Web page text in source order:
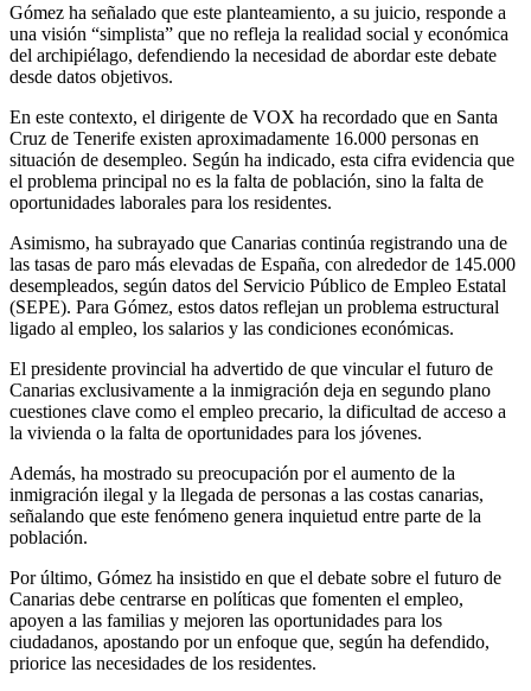
Gómez ha señalado que este planteamiento, a su juicio, responde a
una visión “simplista” que no refleja la realidad social y económica
del archipiélago, defendiendo la necesidad de abordar este debate
desde datos objetivos.
En este contexto, el dirigente de VOX ha recordado que en Santa
Cruz de Tenerife existen aproximadamente 16.000 personas en
situación de desempleo. Según ha indicado, esta cifra evidencia que
el problema principal no es la falta de población, sino la falta de
oportunidades laborales para los residentes.
Asimismo, ha subrayado que Canarias continúa registrando una de
las tasas de paro más elevadas de España, con alrededor de 145.000
desempleados, según datos del Servicio Público de Empleo Estatal
(SEPE). Para Gómez, estos datos reflejan un problema estructural
ligado al empleo, los salarios y las condiciones económicas.
El presidente provincial ha advertido de que vincular el futuro de
Canarias exclusivamente a la inmigración deja en segundo plano
cuestiones clave como el empleo precario, la dificultad de acceso a
la vivienda o la falta de oportunidades para los jóvenes.
Además, ha mostrado su preocupación por el aumento de la
inmigración ilegal y la llegada de personas a las costas canarias,
señalando que este fenómeno genera inquietud entre parte de la
población.
Por último, Gómez ha insistido en que el debate sobre el futuro de
Canarias debe centrarse en políticas que fomenten el empleo,
apoyen a las familias y mejoren las oportunidades para los
ciudadanos, apostando por un enfoque que, según ha defendido,
priorice las necesidades de los residentes.